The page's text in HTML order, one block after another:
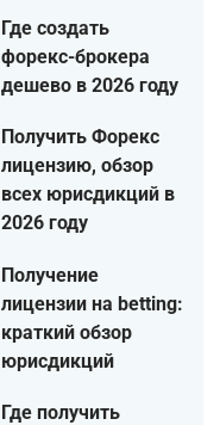
Где создать
форекс-брокера
дешево в 2026 году
Получить Форекс
лицензию, обзор
всех юрисдикций в
2026 году
Получение
лицензии на betting:
краткий обзор
юрисдикций
Где получить